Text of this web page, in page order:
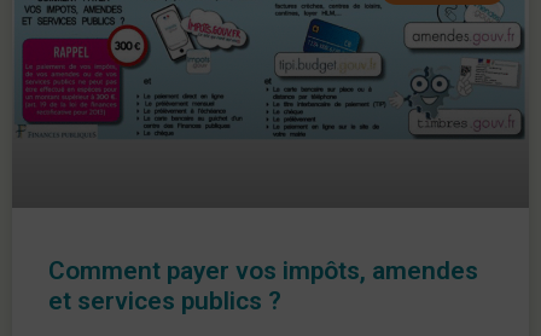
Comment payer vos impôts, amendes
et services publics ?